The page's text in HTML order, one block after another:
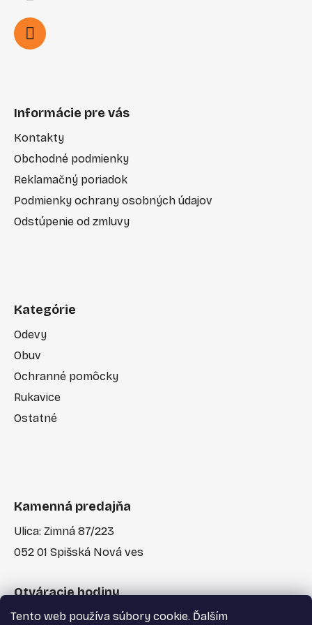
Tento web používa súbory cookie. Ďalším
Informácie pre vás
Kontakty
Obchodné podmienky
Reklamačný poriadok
Podmienky ochrany osobných údajov
Odstúpenie od zmluvy
Kategórie
Odevy
Obuv
Ochranné pomôcky
Rukavice
Ostatné
Kamenná predajňa
Ulica: Zimná 87/223
052 01 Spišská Nová ves
Otváracie hodiny
Po-Pia: 7:30 - 17:00